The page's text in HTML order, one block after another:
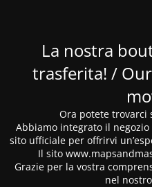
La nostra
trasferita! /
Ora potete trovarci
Abbiamo integrato il
sito ufficiale per offrirvi
Il sito
Grazie per la vostra
nel